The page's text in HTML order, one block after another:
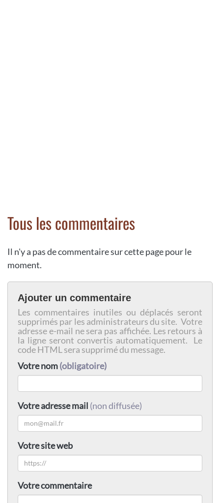
Tous les commentaires
Il n'y a pas de commentaire sur cette page pour le
moment.
Ajouter un commentaire
Les commentaires inutiles ou déplacés seront
supprimés par les administrateurs du site. Votre
adresse e-mail ne sera pas affichée. Les retours à
la ligne seront convertis automatiquement. Le
code HTML sera supprimé du message.
Votre nom(obligatoire)
Votre adresse mail (non diffusée)
Votre site web
Votre commentaire